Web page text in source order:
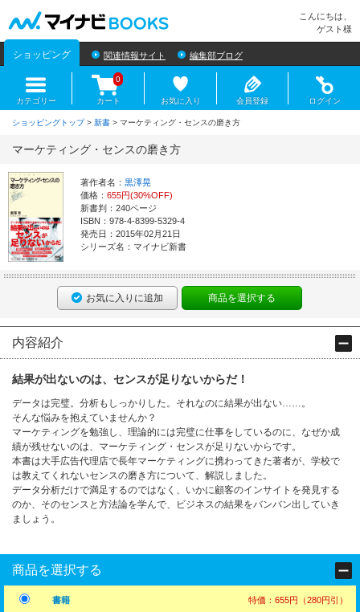
こんにちは、
ゲスト様
ショッピング 関連情報サイト 編集部ブログ
カテゴリー カート
0
お気に入り 会員登録 ログイン
ショッピングトップ> 新書 > マーケティング・センスの磨き方
マーケティング・センスの磨き方
著作者名： 黒澤晃
価格： 655円(30%OFF)
新書判：240ページ
ISBN：978-4-8399-5329-4
発売日：2015年02月21日
シリーズ名：マイナビ新書
お気に入りに追加 商品を選択する
内容紹介
結果が出ないのは、センスが足りないからだ！
データは完璧。分析もしっかりした。それなのに結果が出ない……。
そんな悩みを抱えていませんか？
マーケティングを勉強し、理論的には完璧に仕事をしているのに、なぜか成
績が残せないのは、マーケティング・センスが足りないからです。
本書は大手広告代理店で長年マーケティングに携わってきた著者が、学校で
は教えてくれないセンスの磨き方について、解説しました。
データ分析だけで満足するのではなく、いかに顧客のインサイトを発見する
のか、そのセンスと方法論を学んで、ビジネスの結果をバンバン出していき
ましょう。
商品を選択する
書籍 特価：655円（280円引）